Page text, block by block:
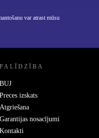
var atrast mūsu
PALĪDZĪBA
BUJ
Preces izskats
Atgriešana
Garantijas nosacījumi
Kontakti